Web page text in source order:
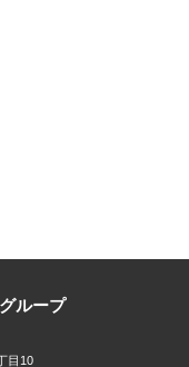
ループ
目10